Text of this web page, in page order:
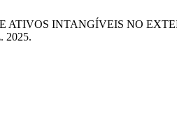
ATIVOS INTANGÍVEIS NO
2025.